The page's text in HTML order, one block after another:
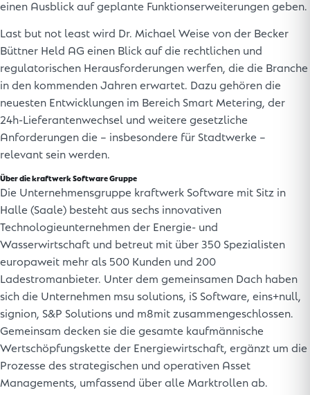
einen Ausblick auf geplante Funktionserweiterungen geben.
Last but not least wird Dr. Michael Weise von der Becker
Büttner Held AG einen Blick auf die rechtlichen und
regulatorischen Herausforderungen werfen, die die Branche
in den kommenden Jahren erwartet. Dazu gehören die
neuesten Entwicklungen im Bereich Smart Metering, der
24h-Lieferantenwechsel und weitere gesetzliche
Anforderungen die – insbesondere für Stadtwerke –
relevant sein werden.
Über die kraftwerk Software Gruppe
Die Unternehmensgruppe kraftwerk Software mit Sitz in
Halle (Saale) besteht aus sechs innovativen
Technologieunternehmen der Energie- und
Wasserwirtschaft und betreut mit über 350 Spezialisten
europaweit mehr als 500 Kunden und 200
Ladestromanbieter. Unter dem gemeinsamen Dach haben
sich die Unternehmen msu solutions, iS Software, eins+null,
signion, S&P Solutions und m8mit zusammengeschlossen.
Gemeinsam decken sie die gesamte kaufmännische
Wertschöpfungskette der Energiewirtschaft, ergänzt um die
Prozesse des strategischen und operativen Asset
Managements, umfassend über alle Marktrollen ab.